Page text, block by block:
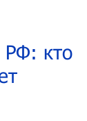
РФ: кто